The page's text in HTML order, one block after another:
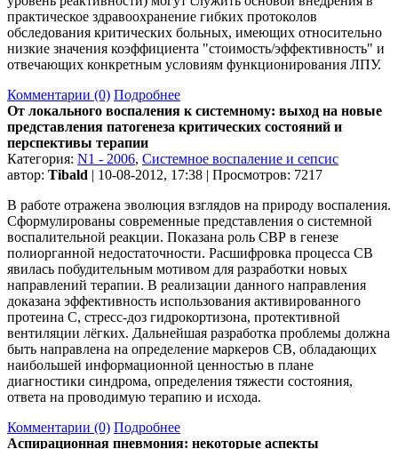
практическое здравоохранение гибких протоколов
обследования критических больных, имеющих относительно
низкие значения коэффициента "стоимость/эффективность" и
отвечающих конкретным условиям функционирования ЛПУ.
Комментарии (0) Подробнее
От локального воспаления к системному: выход на новые
представления патогенеза критических состояний и
перспективы терапии
Категория: N1 - 2006, Системное воспаление и сепсис
автор: Tibald | 10-08-2012, 17:38 | Просмотров: 7217
В работе отражена эволюция взглядов на природу воспаления.
Сформулированы современные представления о системной
воспалительной реакции. Показана роль СВР в генезе
полиорганной недостаточности. Расшифровка процесса СВ
явилась побудительным мотивом для разработки новых
направлений терапии. В реализации данного направления
доказана эффективность использования активированного
протеина С, стресс-доз гидрокортизона, протективной
вентиляции лёгких. Дальнейшая разработка проблемы должна
быть направлена на определение маркеров СВ, обладающих
наибольшей информационной ценностью в плане
диагностики синдрома, определения тяжести состояния,
ответа на проводимую терапию и исхода.
Комментарии (0) Подробнее
Аспирационная пневмония: некоторые аспекты